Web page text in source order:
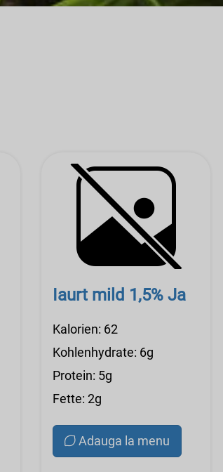
Iaurt mild 1,5% Ja
Kalorien: 62
Kohlenhydrate: 6g
Protein: 5g
Fette: 2g
Adauga la menu